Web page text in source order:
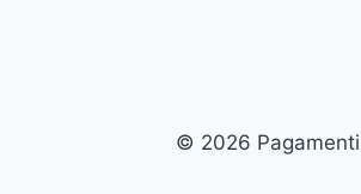
© 2026 Pagamenti